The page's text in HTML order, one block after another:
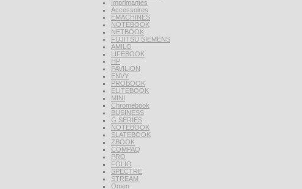
Imprimantes
Accessoires
EMACHINES
NOTEBOOK
NETBOOK
FUJITSU SIEMENS
AMILO
LIFEBOOK
HP
PAVILION
ENVY
PROBOOK
ELITEBOOK
MINI
Chromebook
BUSINESS
G SERIES
NOTEBOOK
SLATEBOOK
ZBOOK
COMPAQ
PRO
FOLIO
SPECTRE
STREAM
Omen